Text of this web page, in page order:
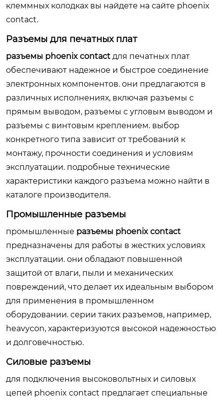
клеммных колодках вы найдете на сайте phoenix
contact.
Разъемы для печатных плат
разъемы phoenix contact для печатных плат
обеспечивают надежное и быстрое соединение
электронных компонентов. они предлагаются в
различных исполнениях, включая разъемы с
прямым выводом, разъемы с угловым выводом и
разъемы с винтовым креплением. выбор
конкретного типа зависит от требований к
монтажу, прочности соединения и условиям
эксплуатации. подробные технические
характеристики каждого разъема можно найти в
каталоге производителя.
Промышленные разъемы
промышленные разъемы phoenix contact
предназначены для работы в жестких условиях
эксплуатации. они обладают повышенной
защитой от влаги, пыли и механических
повреждений, что делает их идеальным выбором
для применения в промышленном
оборудовании. серии таких разъемов, например,
heavycon, характеризуются высокой надежностью
и долговечностью.
Силовые разъемы
для подключения высоковольтных и силовых
цепей phoenix contact предлагает специальные